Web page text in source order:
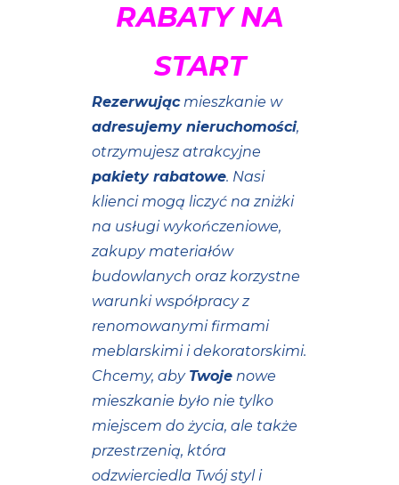
RABATY NA
START
Rezerwującmieszkanie w
adresujemy nieruchomości,
otrzymujesz atrakcyjne
pakiety rabatowe. Nasi
klienci mogą liczyć na zniżki
na usługi wykończeniowe,
zakupy materiałów
budowlanych oraz korzystne
warunki współpracy z
renomowanymi firmami
meblarskimi i dekoratorskimi.
Chcemy, aby Twojenowe
mieszkanie było nie tylko
miejscem do życia, ale także
przestrzenią, która
odzwierciedla Twój styl i